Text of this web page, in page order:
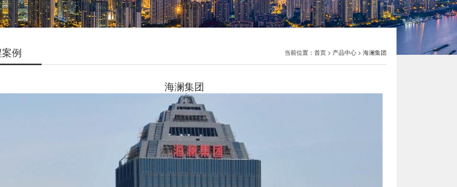
例 当前位置： 首页 > 产品中心 > 海澜集团
海澜集团